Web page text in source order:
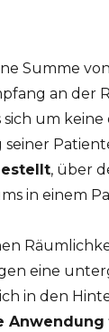
Summe
an der
um
, über
in einem
eine
in den
Anwendung